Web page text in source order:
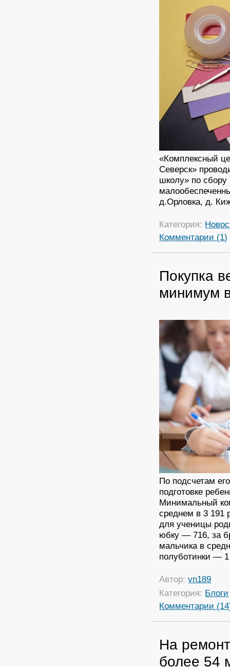
«Комплексный
Северск»
школу» по сбору
д.Орловка, д.
Категория:
Комментарии (1)
Покупка
минимум
По подсчетам
подготовке
Минимальный
среднем в 3 191
для ученицы
юбку — 716, за
мальчика в
полуботинки —
Автор:vn189
Категория: Блоги
Комментарии
На
более 54